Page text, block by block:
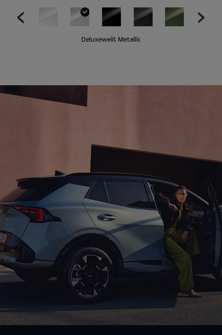
Deluxeweiß Metallic